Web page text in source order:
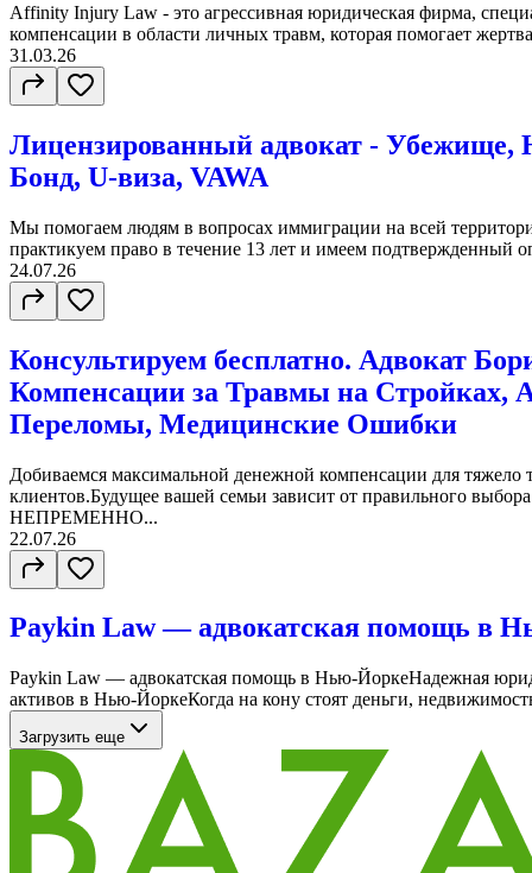
Affinity Injury Law - это агрессивная юридическая фирма,
компенсации в области личных травм, которая помогает
31.03.26
Лицензированный адвокат - Убежище,
Бонд, U-виза, VAWA
Мы помогаем людям в вопросах иммиграции на всей
практикуем право в течение 13 лет и имеем подтвержденный
24.07.26
Консультируем бесплатно. Адвокат
Компенсации за Травмы на Стройках,
Переломы, Медицинские Ошибки
Добиваемся максимальной денежной компенсации для тяжело
клиентов.Будущее вашей семьи зависит от правильного выбора
НЕПРЕМЕННО...
22.07.26
Paykin Law — адвокатская помощь в
Paykin Law — адвокатская помощь в Нью-ЙоркеНадежная
активов в Нью-ЙоркеКогда на кону стоят деньги,
Загрузить еще